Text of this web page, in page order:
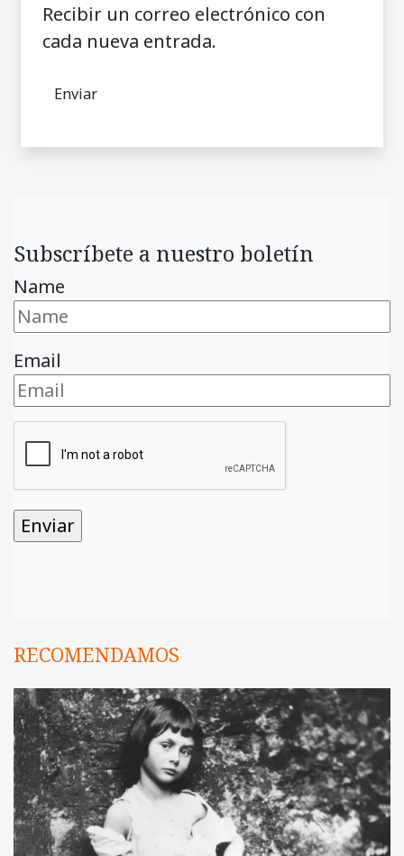
Recibir un correo electrónico con
cada nueva entrada.
Subscríbete a nuestro boletín
Name
Email
RECOMENDAMOS